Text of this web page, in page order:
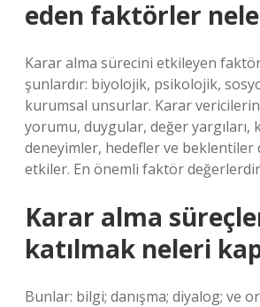
eden faktörler
Karar alma sürecini etkileyen
şunlardır: biyolojik, psikolojik,
kurumsal unsurlar. Karar vericilerin
yorumu, duygular, değer yargıları,
deneyimler, hedefler ve beklentiler
etkiler. En önemli faktör
Karar alma
katılmak neleri
Bunlar: bilgi; danışma; diyalog; ve